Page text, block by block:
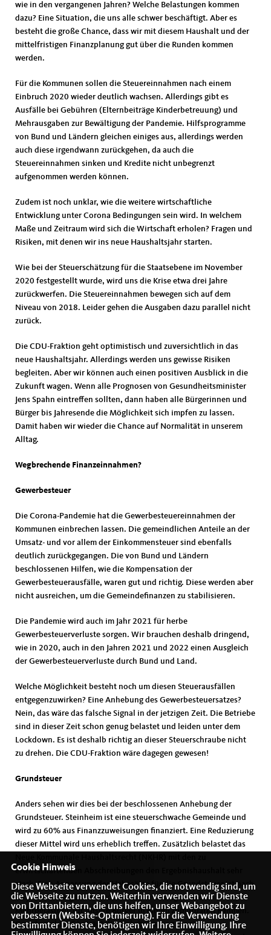
wie in den vergangenen Jahren? Welche Belastungen kommen
dazu? Eine Situation, die uns alle schwer beschäftigt. Aber es
besteht die große Chance, dass wir mit diesem Haushalt und der
mittelfristigen Finanzplanung gut über die Runden kommen
werden.
Für die Kommunen sollen die Steuereinnahmen nach einem
Einbruch 2020 wieder deutlich wachsen. Allerdings gibt es
Ausfälle bei Gebühren (Elternbeiträge Kinderbetreuung) und
Mehrausgaben zur Bewältigung der Pandemie. Hilfsprogramme
von Bund und Ländern gleichen einiges aus, allerdings werden
auch diese irgendwann zurückgehen, da auch die
Steuereinnahmen sinken und Kredite nicht unbegrenzt
aufgenommen werden können.
Zudem ist noch unklar, wie die weitere wirtschaftliche
Entwicklung unter Corona Bedingungen sein wird. In welchem
Maße und Zeitraum wird sich die Wirtschaft erholen? Fragen und
Risiken, mit denen wir ins neue Haushaltsjahr starten.
Wie bei der Steuerschätzung für die Staatsebene im November
2020 festgestellt wurde, wird uns die Krise etwa drei Jahre
zurückwerfen. Die Steuereinnahmen bewegen sich auf dem
Niveau von 2018. Leider gehen die Ausgaben dazu parallel nicht
zurück.
Die CDU-Fraktion geht optimistisch und zuversichtlich in das
neue Haushaltsjahr. Allerdings werden uns gewisse Risiken
begleiten. Aber wir können auch einen positiven Ausblick in die
Zukunft wagen. Wenn alle Prognosen von Gesundheitsminister
Jens Spahn eintreffen sollten, dann haben alle Bürgerinnen und
Bürger bis Jahresende die Möglichkeit sich impfen zu lassen.
Damit haben wir wieder die Chance auf Normalität in unserem
Alltag.
Wegbrechende Finanzeinnahmen?
Gewerbesteuer
Die Corona-Pandemie hat die Gewerbesteuereinnahmen der
Kommunen einbrechen lassen. Die gemeindlichen Anteile an der
Umsatz- und vor allem der Einkommensteuer sind ebenfalls
deutlich zurückgegangen. Die von Bund und Ländern
beschlossenen Hilfen, wie die Kompensation der
Gewerbesteuerausfälle, waren gut und richtig. Diese werden aber
nicht ausreichen, um die Gemeindefinanzen zu stabilisieren.
Die Pandemie wird auch im Jahr 2021 für herbe
Gewerbesteuerverluste sorgen. Wir brauchen deshalb dringend,
wie in 2020, auch in den Jahren 2021 und 2022 einen Ausgleich
der Gewerbesteuerverluste durch Bund und Land.
Welche Möglichkeit besteht noch um diesen Steuerausfällen
entgegenzuwirken? Eine Anhebung des Gewerbesteuersatzes?
Nein, das wäre das falsche Signal in der jetzigen Zeit. Die Betriebe
sind in dieser Zeit schon genug belastet und leiden unter dem
Lockdown. Es ist deshalb richtig an dieser Steuerschraube nicht
zu drehen. Die CDU-Fraktion wäre dagegen gewesen!
Grundsteuer
Anders sehen wir dies bei der beschlossenen Anhebung der
Grundsteuer. Steinheim ist eine steuerschwache Gemeinde und
wird zu 60% aus Finanzzuweisungen finanziert. Eine Reduzierung
dieser Mittel wird uns erheblich treffen. Zusätzlich belastet das
erwirtschaftenden Abschreibungen den Ergebnishaushalt sehr
stark. Eine Anpassung der Hebesätze für die Grundsteuer ist nach
16 Jahren zwingend erforderlich. Hier bewegt sich die
Mehrbelastung für unsere Bürger in einem zumutbaren Rahmen.
Gerade mal 13 € beträgt die Mehrbelastung für ein
Cookie Hinweis
Diese Webseite verwendet Cookies, die notwendig sind, um
die Webseite zu nutzen. Weiterhin verwenden wir Dienste
von Drittanbietern, die uns helfen, unser Webangebot zu
verbessern (Website-Optmierung). Für die Verwendung
bestimmter Dienste, benötigen wir Ihre Einwilligung. Ihre